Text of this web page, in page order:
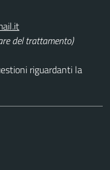
del trattamento)
riguardanti la